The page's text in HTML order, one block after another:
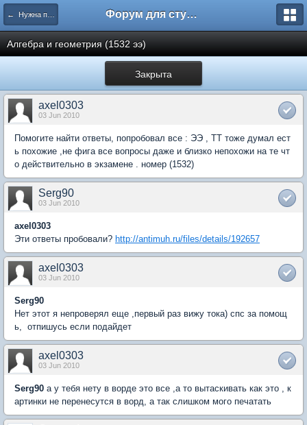
← Нужна помощь Форум для студента СГА
Алгебра и геометрия (1532 ээ)
Закрыта
axel0303
03 Jun 2010
Помогите найти ответы, попробовал все : ЭЭ , ТТ тоже думал ест
ь похожие ,не фига все вопросы даже и близко непохожи на те чт
о действительно в экзамене . номер (1532)
Serg90
03 Jun 2010
axel0303
Эти ответы пробовали? http://antimuh.ru/files/details/192657
axel0303
03 Jun 2010
Serg90
Нет этот я непроверял еще ,первый раз вижу тока) спс за помощ
ь, отпишусь если подайдет
axel0303
03 Jun 2010
Serg90 а у тебя нету в ворде это все ,а то вытаскивать как это , к
артинки не перенесутся в ворд, а так слишком мого печатать